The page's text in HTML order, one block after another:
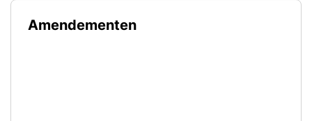
Amendementen